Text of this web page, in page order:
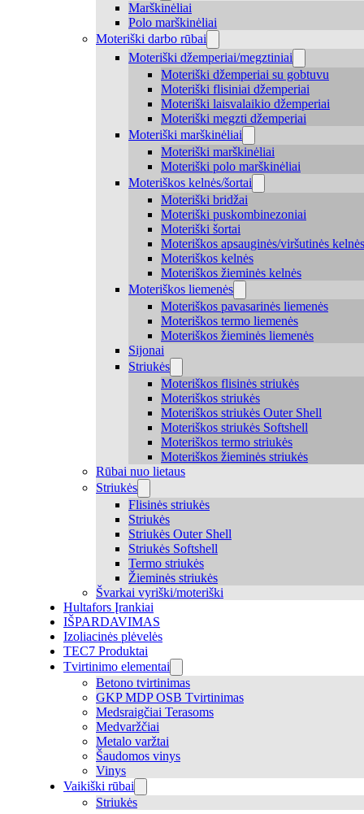
Marškinėliai
Polo marškinėliai
Moteriški darbo rūbai
Moteriški džemperiai/megztiniai
Moteriški džemperiai su gobtuvu
Moteriški flisiniai džemperiai
Moteriški laisvalaikio džemperiai
Moteriški megzti džemperiai
Moteriški marškinėliai
Moteriški marškinėliai
Moteriški polo marškinėliai
Moteriškos kelnės/šortai
Moteriški bridžai
Moteriški puskombinezoniai
Moteriški šortai
Moteriškos apsauginės/viršutinės kelnės
Moteriškos kelnės
Moteriškos žieminės kelnės
Moteriškos liemenės
Moteriškos pavasarinės liemenės
Moteriškos termo liemenės
Moteriškos žieminės liemenės
Sijonai
Striukės
Moteriškos flisinės striukės
Moteriškos striukės
Moteriškos striukės Outer Shell
Moteriškos striukės Softshell
Moteriškos termo striukės
Moteriškos žieminės striukės
Rūbai nuo lietaus
Striukės
Flisinės striukės
Striukės
Striukės Outer Shell
Striukės Softshell
Termo striukės
Žieminės striukės
Švarkai vyriški/moteriški
Hultafors Įrankiai
IŠPARDAVIMAS
Izoliacinės plėvelės
TEC7 Produktai
Tvirtinimo elementai
Betono tvirtinimas
GKP MDP OSB Tvirtinimas
Medsraigčiai Terasoms
Medvaržčiai
Metalo varžtai
Šaudomos vinys
Vinys
Vaikiški rūbai
Striukės